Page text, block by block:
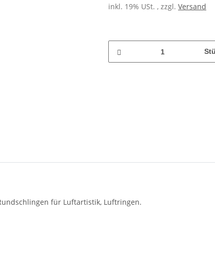
inkl. 19% USt. , zzgl. Versand
für Luftartistik, Luftringen.